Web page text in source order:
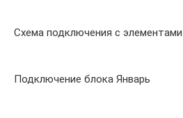
Схема подключения с
Подключение блока Январь